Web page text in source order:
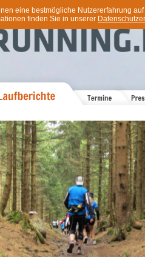
eine bestmögliche Nutzererfahrung
finden Sie in unserer